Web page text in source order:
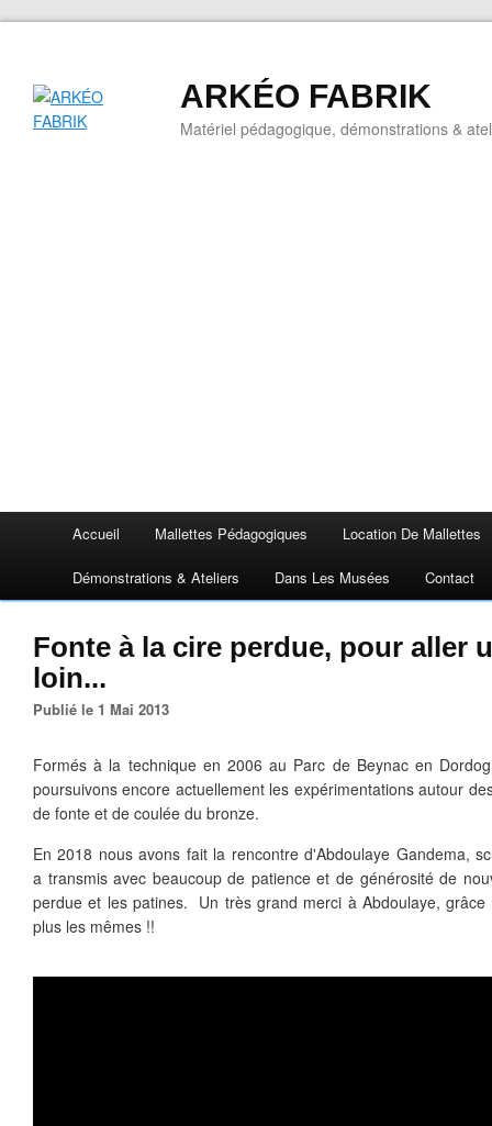
ARKÉO FABRIK
Matériel pédagogique, démonstrations &
Accueil Mallettes Pédagogiques Location De Mallettes
Démonstrations & Ateliers Dans Les Musées Contact
Fonte à la cire perdue, pour aller
loin...
Publié le 1 Mai 2013
Formés à la technique en 2006 au Parc de Beynac en
poursuivons encore actuellement les expérimentations autour
de fonte et de coulée du bronze.
En 2018 nous avons fait la rencontre d'Abdoulaye Gandema,
a transmis avec beaucoup de patience et de générosité de
perdue et les patines. Un très grand merci à Abdoulaye,
plus les mêmes !!